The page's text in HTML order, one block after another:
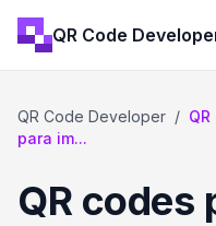
QR Code
QR Code Developer /
para im...
QR codes